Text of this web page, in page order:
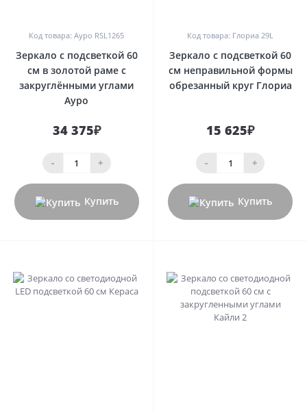
Код товара: Ауро RSL1265
Зеркало с подсветкой 60
см в золотой раме с
закруглёнными углами
Ауро
34 375₽
- +
Купить
Код товара: Глориа 29L
Зеркало с подсветкой 60
см неправильной формы
обрезанный круг Глориа
15 625₽
- +
Купить